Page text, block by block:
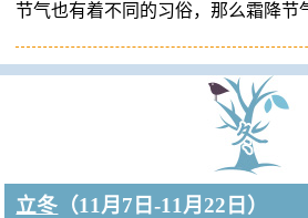
节气也有着不同的习俗，那么霜降节
立冬 （11月7日-11月22日）